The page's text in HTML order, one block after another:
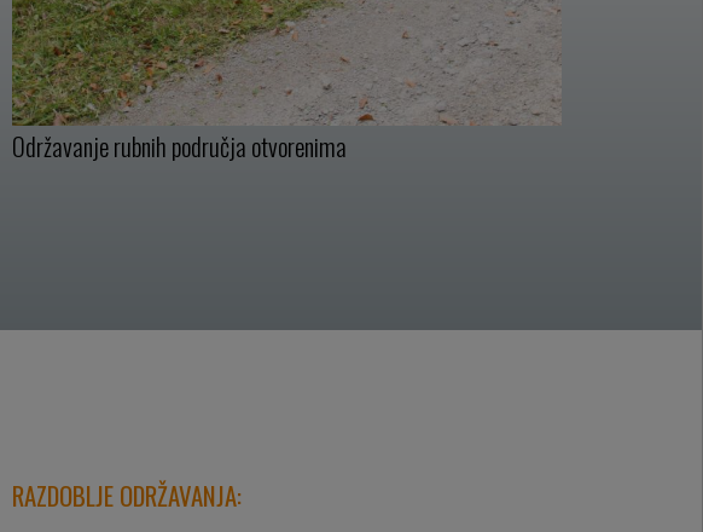
Održavanje rubnih područja otvorenima
RAZDOBLJE ODRŽAVANJA: